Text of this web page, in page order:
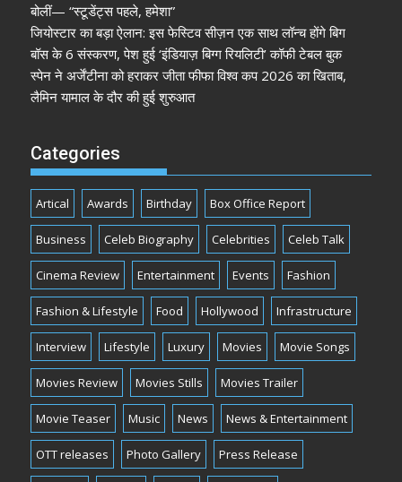
बोलीं— “स्टूडेंट्स पहले, हमेशा”
जियोस्टार का बड़ा ऐलान: इस फेस्टिव सीज़न एक साथ लॉन्च होंगे बिग
बॉस के 6 संस्करण, पेश हुई ‘इंडियाज़ बिग्ग रियलिटी’ कॉफी टेबल बुक
स्पेन ने अर्जेंटीना को हराकर जीता फीफा विश्व कप 2026 का खिताब,
लैमिन यामाल के दौर की हुई शुरुआत
Categories
Artical Awards Birthday Box Office Report
Business Celeb Biography Celebrities Celeb Talk
Cinema Review Entertainment Events Fashion
Fashion & Lifestyle Food Hollywood Infrastructure
Interview Lifestyle Luxury Movies Movie Songs
Movies Review Movies Stills Movies Trailer
Movie Teaser Music News News & Entertainment
OTT releases Photo Gallery Press Release